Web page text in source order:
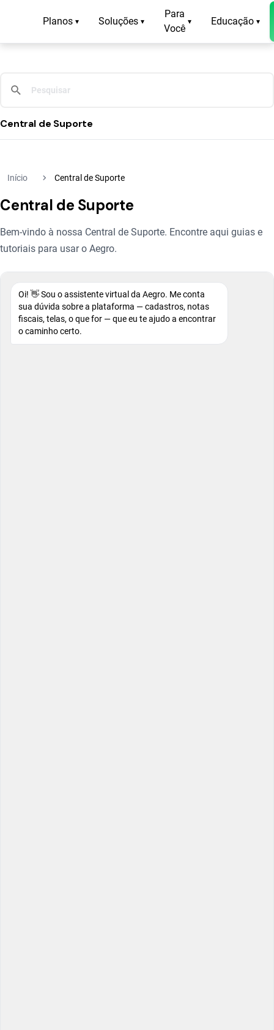
Planos ▾ Soluções ▾
Para
Você
▾ Educação ▾
Central de Suporte
Início navigate_next Central de Suporte
Central de Suporte
Bem-vindo à nossa Central de Suporte. Encontre aqui guias e
tutoriais para usar o Aegro.
Oi! 👋 Sou o assistente virtual da Aegro. Me conta
sua dúvida sobre a plataforma — cadastros, notas
fiscais, telas, o que for — que eu te ajudo a encontrar
o caminho certo.